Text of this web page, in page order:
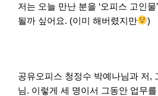
저는 오늘 만난 분을 ‘오피스 고인
될까 싶어요. (이미 해버렸지만
)
공유오피스 청정수 박예나님과 저,
님. 이렇게 세 명이서 그동안 업무